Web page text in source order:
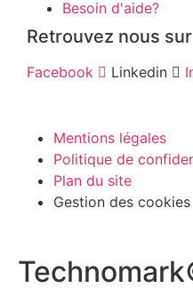
Besoin d'aide?
Retrouvez nous sur
Facebook Linkedin
Mentions légales
Politique de
Plan du site
Gestion des cookies